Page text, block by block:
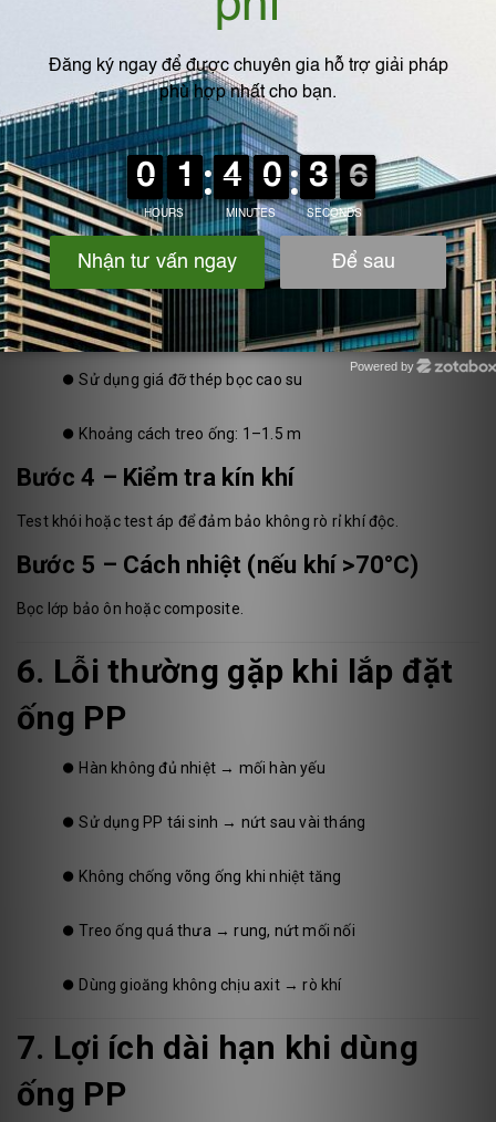
5. Kỹ thuật lắp đặt ống PP
trong hệ khí thải
Bước 1 – Khảo sát đường đi ống
Tránh góc gấp khúc → giảm ΔP cho quạt.
Bước 2 – Hàn ống PP
⏺️Hàn nhiệt nóng (butt fusion)
⏺️Mối hàn liền khối, không rò khí
Bước 3 – Treo ống & chống rung
⏺️Sử dụng giá đỡ thép bọc cao su
⏺️ Khoảng cách treo ống: 1–1.5 m
Bước 4 – Kiểm tra kín khí
Test khói hoặc test áp để đảm bảo không rò rỉ khí độc.
Bước 5 – Cách nhiệt (nếu khí >70°C)
Bọc lớp bảo ôn hoặc composite.
6. Lỗi thường gặp khi lắp đặt
ống PP
⏺️ Hàn không đủ nhiệt → mối hàn yếu
⏺️Sử dụng PP tái sinh → nứt sau vài tháng
⏺️ Không chống võng ống khi nhiệt tăng
⏺️Treo ống quá thưa → rung, nứt mối nối
⏺️ Dùng gioăng không chịu axit → rò khí
7. Lợi ích dài hạn khi dùng
ống PP
Powered by